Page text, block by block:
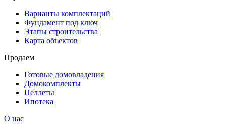
Варианты комплектаций
Фундамент под ключ
Этапы строительства
Карта объектов
Продаем
Готовые домовладения
Домокомплекты
Пеллеты
Ипотека
О нас